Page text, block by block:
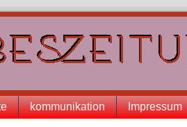
kommunikation Impressum